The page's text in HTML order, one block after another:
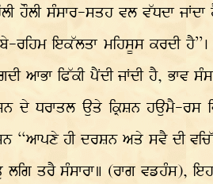
ਹੌਲੀ ਸੰਸਾਰ-ਸਤਹ ਵਲ ਵੱਧਦਾ
ਇਕੱਲਤਾ ਮਹਿਸੂਸ ਕਰਦੀ ਹੈ”।
ਆਭਾ ਫਿੱਕੀ ਪੈਂਦੀ ਜਾਂਦੀ ਹੈ, ਭਾਵ
ਦੇ ਧਰਾਤਲ ਉਤੇ ਕ੍ਰਿਸ਼ਨ ਹਉਮੈ-
“ਆਪਣੇ ਹੀ ਦਰਸ਼ਨ ਅਤੇ ਸਵੈ ਦੀ
ਲਗਿ ਤਰੈ ਸੰਸਾਰਾ॥ (ਰਾਗ ਵਡਹੰਸ),